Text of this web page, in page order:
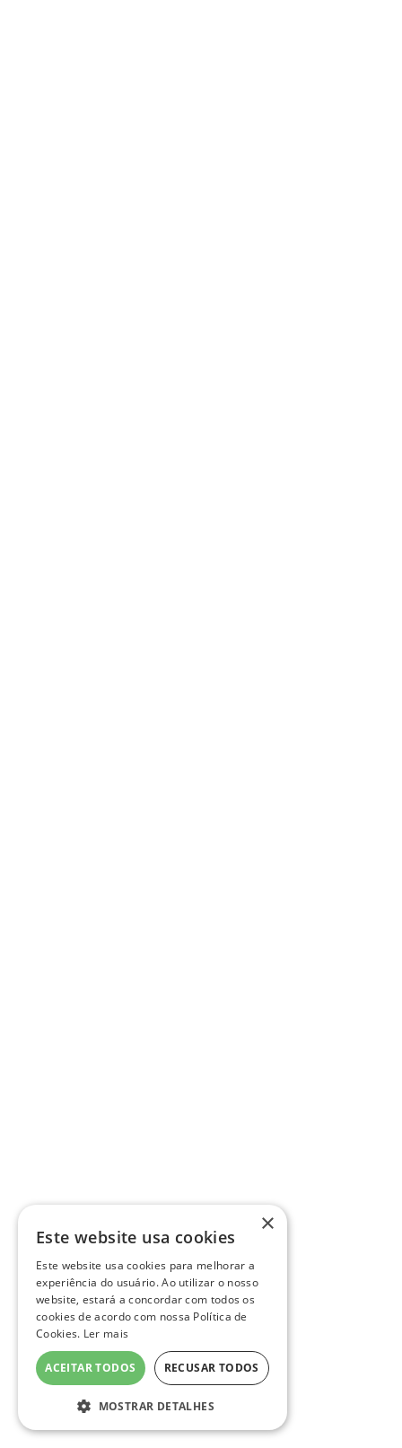
×
Este website usa cookies
Este website usa cookies para melhorar a
experiência do usuário. Ao utilizar o nosso
website, estará a concordar com todos os
cookies de acordo com nossa Política de
Cookies. Ler mais
ACEITAR TODOS RECUSAR TODOS
MOSTRAR DETALHES